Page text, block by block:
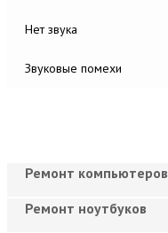
Нет звука
Звуковые помехи
Ремонт компьютеров
Ремонт ноутбуков